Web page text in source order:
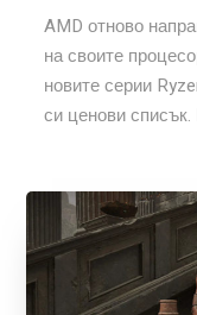
AMD отново
на своите
новите серии
си ценови